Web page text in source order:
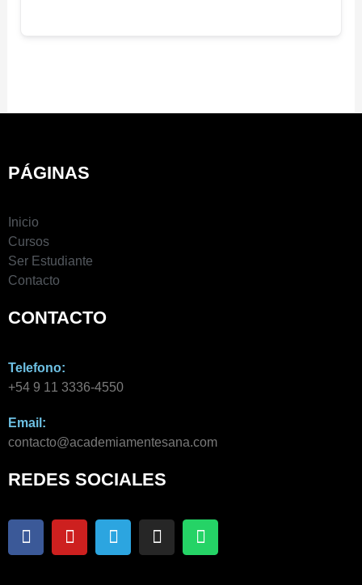
PÁGINAS
Inicio
Cursos
Ser Estudiante
Contacto
CONTACTO
Telefono:
+54 9 11 3336-4550​
Email:
contacto@academiamentesana.com​
REDES SOCIALES
F
a
Y
o
T
e
I
n
W
h